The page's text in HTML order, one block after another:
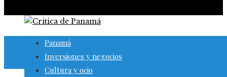
Panamá
Inversiones y negocios
Cultura y ocio